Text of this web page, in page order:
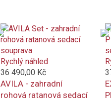
Rychlý náhled
36 490,00 Kč
AVILA - zahradní
rohová ratanová sedací